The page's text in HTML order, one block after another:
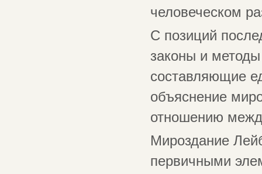
человеческом
С позиций
законы и
составляющие
объяснение
отношению
Мироздание
первичными